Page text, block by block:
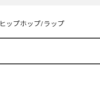
ヒップホップ/ラップ